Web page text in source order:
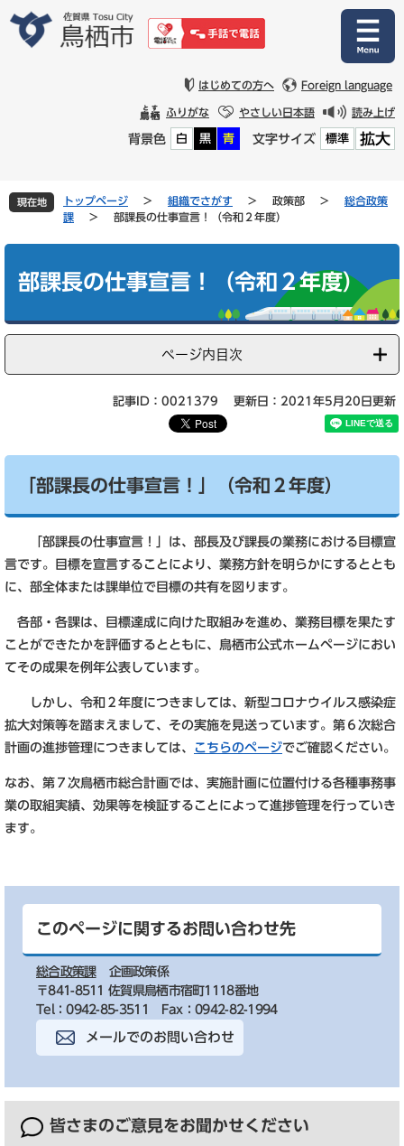
文
はじめての方へ Foreign language
ふりがな やさしい日本語 読み上げ
背景色 白 黒 青 文字サイズ 標準 拡大
現在地 トップページ > 組織でさがす > 政策部 >
総合政策
課
> 部課長の仕事宣言！（令和２年度）
部課長の仕事宣言！（令和２年度）
ページ内目次
記事ID：0021379 更新日：2021年5月20日更新
「部課長の仕事宣言！」（令和２年度）
「部課長の仕事宣言！」は、部長及び課長の業務における目標宣
言です。目標を宣言することにより、業務方針を明らかにするととも
に、部全体または課単位で目標の共有を図ります。
各部・各課は、目標達成に向けた取組みを進め、業務目標を果たす
ことができたかを評価するとともに、鳥栖市公式ホームページにおい
てその成果を例年公表しています。
しかし、令和２年度につきましては、新型コロナウイルス感染症
拡大対策等を踏まえまして、その実施を見送っています。第６次総合
計画の進捗管理につきましては、 こちらのページでご確認ください。
なお、第７次鳥栖市総合計画では、実施計画に位置付ける各種事務事
業の取組実績、効果等を検証することによって進捗管理を行っていき
ます。
このページに関するお問い合わせ先
総合政策課
企画政策係
〒841-8511 佐賀県鳥栖市宿町1118番地
Tel：0942-85-3511
Fax：0942-82-1994
メールでのお問い合わせ
皆さまのご意見をお聞かせください